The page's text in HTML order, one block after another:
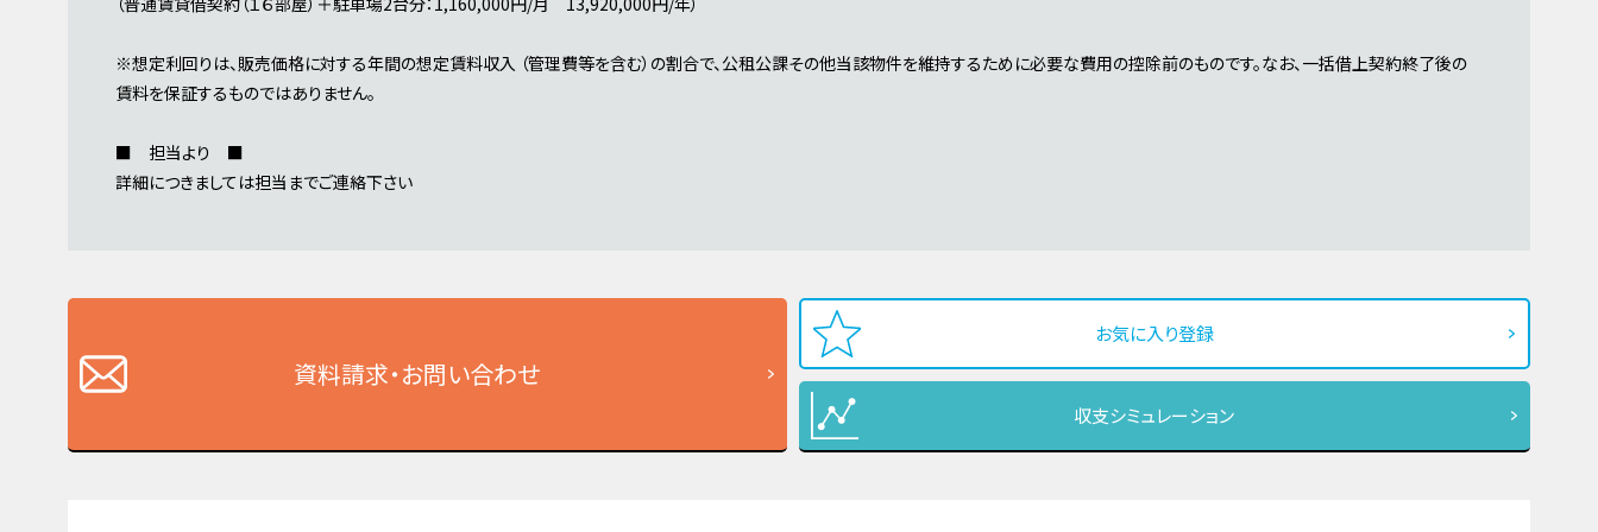
※想定利回りは、販売価格に対する年間の想定賃料収入 （管理費等を含む）の割合で、公租公課その他当該物件を維持するために必要な費用の控除前のものです。なお、一括借上契約終了後の
賃料を保証するものではありません。
■ 担当より ■
詳細につきましては担当までご連絡下さい
資料請求・お問い合わせ
お気に入り登録
収支シミュレーション